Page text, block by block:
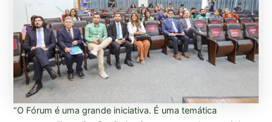
“O Fórum é uma grande iniciativa. É uma temática